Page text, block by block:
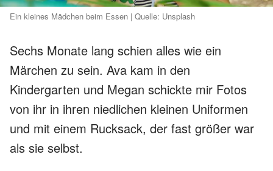
Ein kleines Mädchen beim Essen | Quelle: Unsplash
Sechs Monate lang schien alles wie ein
Märchen zu sein. Ava kam in den
Kindergarten und Megan schickte mir Fotos
von ihr in ihren niedlichen kleinen Uniformen
und mit einem Rucksack, der fast größer war
als sie selbst.